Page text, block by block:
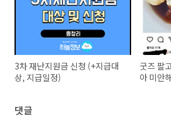
3차 재난지원금 신청 (+지급대
상, 지급일정)
굿즈 팔
아 미안
댓글